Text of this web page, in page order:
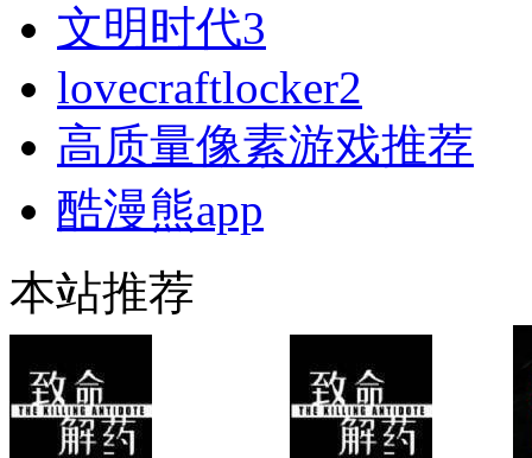
文明时代3
lovecraftlocker2
高质量像素游戏推荐
酷漫熊app
本站推荐